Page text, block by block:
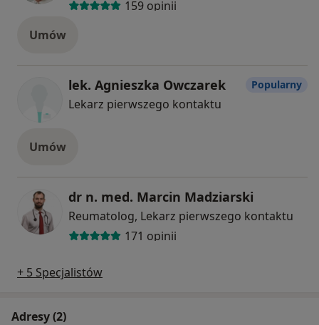
159 opinii
Umów
lek. Agnieszka Owczarek
Lekarz pierwszego kontaktu
Popularny
Umów
dr n. med. Marcin Madziarski
Reumatolog, Lekarz pierwszego kontaktu
171 opinii
+ 5 Specjalistów
Adresy (2)